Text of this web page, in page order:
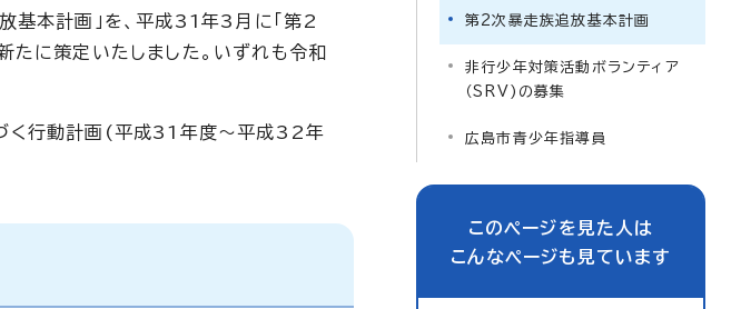
基本計画」を、平成31年3月に「第2
に策定いたしました。いずれも令和
く行動計画(平成31年度～平成32年
第2次暴走族追放基本計画
非行少年対策活動ボランティア
（SRV)の募集
広島市青少年指導員
このページを見た人は
こんなページも見ています